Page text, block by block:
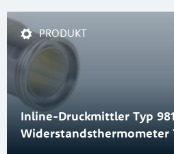
PRODUKT
Inline-Druckmittler Typ
Widerstandsthermometer